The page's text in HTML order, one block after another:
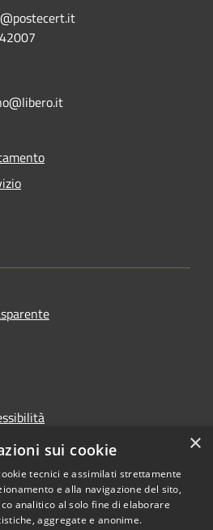
Copyright © 2026 • Comune di
×
sui cookie
tecnici e assimilati strettamente
e alla navigazione del sito,
analitico al solo fine di elaborare
aggregate e anonime.